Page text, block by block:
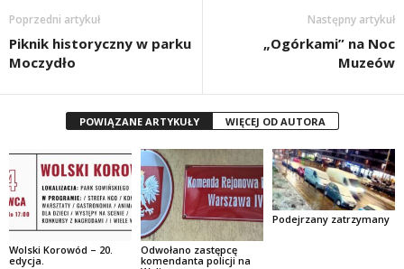
Poprzedni artykuł
Piknik historyczny w parku
Moczydło
Następny artykuł
„Ogórkami” na Noc
Muzeów
POWIĄZANE ARTYKUŁY WIĘCEJ OD AUTORA
Wolski Korowód – 20.
edycja.
Odwołano zastępcę
komendanta policji na
Podejrzany zatrzymany